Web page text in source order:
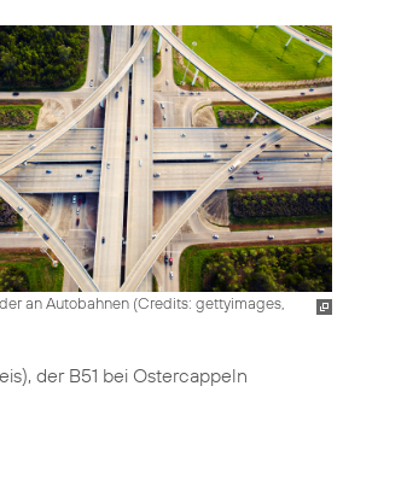
an Autobahnen (Credits: gettyimages,
der B51 bei Ostercappeln